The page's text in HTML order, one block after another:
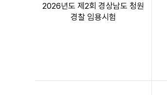
합
2026년도 제2회 경상남도 청원
경찰 임용시험